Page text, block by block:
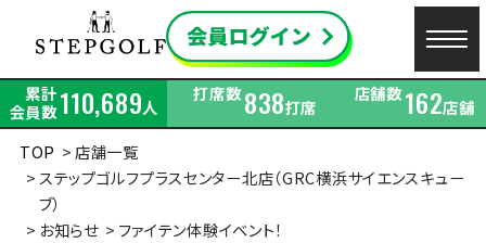
累計
会員数110,689人
打席数838打席
店舗数162店舗
TOP
店舗一覧
ステップゴルフプラスセンター北店（GRC横浜サイエンスキュー
ブ）
お知らせ
ファイテン体験イベント！